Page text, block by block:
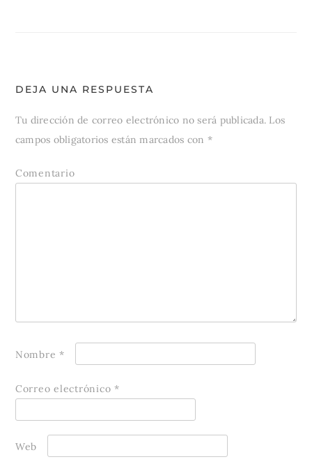
DEJA UNA RESPUESTA
Tu dirección de correo electrónico no será publicada. Los
campos obligatorios están marcados con *
Comentario
Nombre*
Correo electrónico*
Web